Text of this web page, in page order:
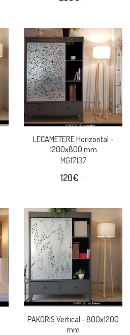
LECAMETERE Horizontal -
1200x800 mm
MG17137
120€ HT
PAKORIS Vertical -800x1200
mm